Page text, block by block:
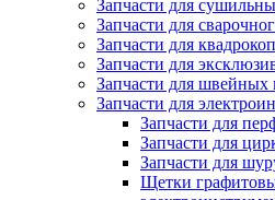
Запчасти для
Запчасти для
Запчасти для
Запчасти для
Запчасти для
Запчасти для
Запчасти для
Запчасти для
Запчасти для
Щетки